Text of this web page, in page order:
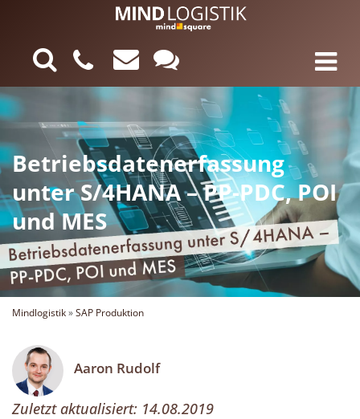
Betriebsdatenerfassung
unter S/4HANA – PP-PDC, POI
und MES
Mindlogistik»SAP Produktion
Aaron Rudolf
Zuletzt aktualisiert: 14.08.2019